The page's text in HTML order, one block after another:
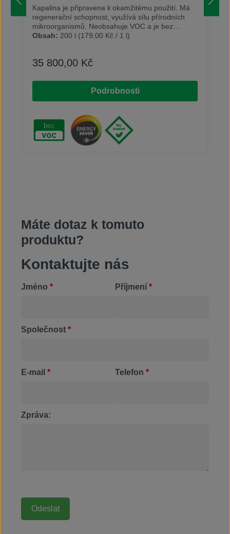
Kapalina je připravena k okamžitému použití. Má
regenerační schopnost, využívá sílu přírodních
mikroorganismů. Neobsahuje VOC a je bez
označení dle nařízení CLP. Vyčištěné díly je možné
může být zahřáta až na 50 °C a
Alkalické čistidlo na vodní bázi vyrobené speciálně
pro použití v zařízeních BIO-CIRCLE Turbo and
BIO-CIRCLE HP. ODSTRAŇUJE extrémní
nečistoty, saze a mnoho dalších ČISTÍ primárně
ocel, nerezovou ocel a plasty Pro strojní čištění
Schopnost regenerace → dlouhá životnost Ideální
čisticí teplota 50 °C S dočasnou antikorozní
Obsah: 200 l (179,00 Kč / 1 l)
Běžná cena:
35 800,00 Kč
Podrobnosti
Máte dotaz k tomuto
produktu?
Kontaktujte nás
Jméno * Příjmení *
Společnost *
E-mail * Telefon *
Zpráva: